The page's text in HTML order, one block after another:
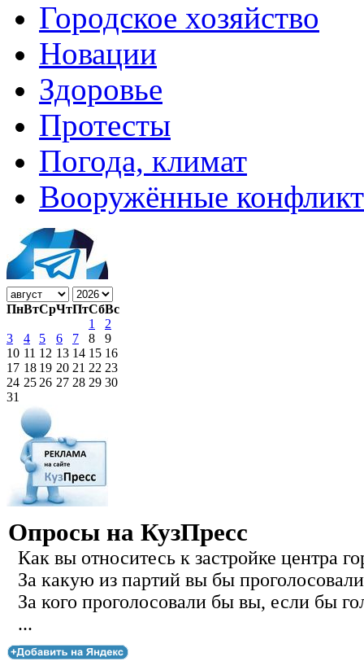
Городское хозяйство
Новации
Здоровье
Протесты
Погода, климат
Вооружённые
ПнВтСрЧтПтСбВс
1
2
3
4 5 6 7 8
9
10 11 12 13 14 15 16
17 18 19 20 21 22 23
24 25 26 27 28 29 30
31
Опросы на КузПресс
Как вы относитесь к застройке центра
За какую из партий вы бы
За кого проголосовали бы вы, если бы
...